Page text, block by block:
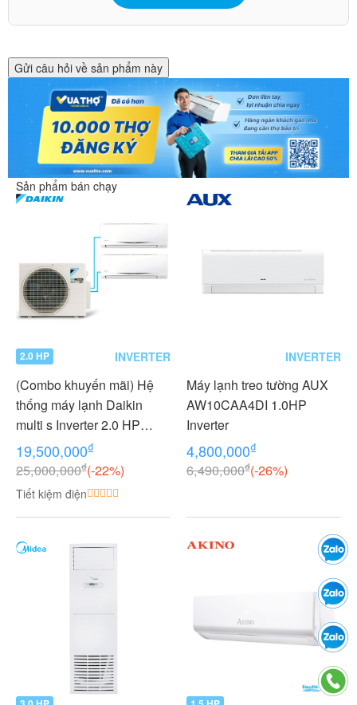
Gửi câu hỏi về sản phẩm này
Sản phẩm bán chạy
2.0 HP INVERTER
(Combo khuyến mãi) Hệ
thống máy lạnh Daikin
multi s Inverter 2.0 HP
(2HP Ngựa) - 1 dàn nóng 2
dàn lạnh (1.0 + 1.0 HP (1
Ngựa) MKC50RVMV-
CTKC25RVMV+CTKC25R
19,500,000₫
25,000,000₫(-22%)
Tiết kiệm điện
INVERTER
Máy lạnh treo tường AUX
AW10CAA4DI 1.0HP
Inverter
4,800,000₫
6,490,000₫(-26%)